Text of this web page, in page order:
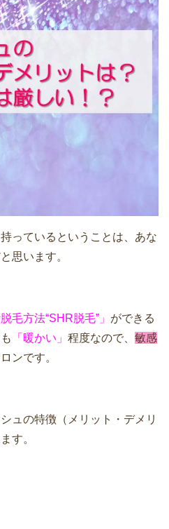
持っているということは、あな
思います。
脱毛方法“SHR脱毛”」 ができる
「暖かい」 程度なので、 敏感
ンです。
ュの特徴（メリット・デメリ
す。